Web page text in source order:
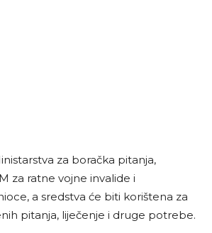
za boračka pitanja,
za ratne vojne invalide i
a sredstva će biti korištena za
pitanja, liječenje i druge potrebe.